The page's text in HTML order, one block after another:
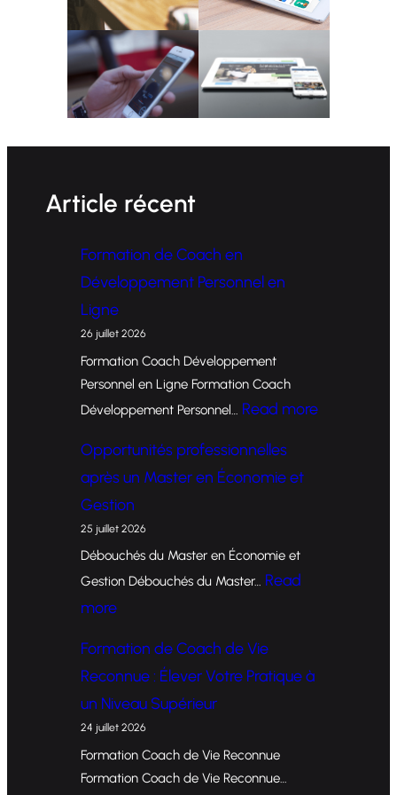
Article récent
Formation de Coach en
Développement Personnel en
Ligne
26 juillet 2026
Formation Coach Développement
Personnel en Ligne Formation Coach
Développement Personnel… Read more:
Opportunités professionnelles
après un Master en Économie et
Gestion
25 juillet 2026
Débouchés du Master en Économie et
Gestion Débouchés du Master… Read
more:
t
Formation de Coach de Vie
Reconnue : Élever Votre Pratique à
un Niveau Supérieur
24 juillet 2026
Formation Coach de Vie Reconnue
Formation Coach de Vie Reconnue…